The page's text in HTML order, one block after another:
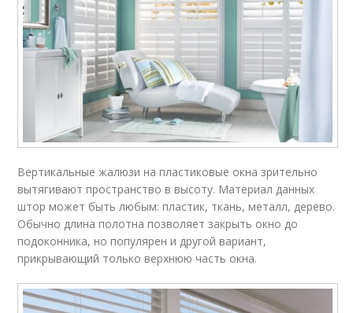
Вертикальные жалюзи на пластиковые окна зрительно
вытягивают пространство в высоту. Материал данных
штор может быть любым: пластик, ткань, металл, дерево.
Обычно длина полотна позволяет закрыть окно до
подоконника, но популярен и другой вариант,
прикрывающий только верхнюю часть окна.